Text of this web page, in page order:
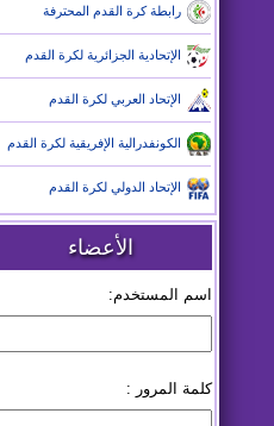
رابطة كرة القدم المحترفة
الإتحادية الجزائرية لكرة القدم
الإتحاد العربي لكرة القدم
الكونفدرالية الإفريقية لكرة القدم
الإتحاد الدولي لكرة القدم
الأعضاء
اسم المستخدم:
كلمة المرور :